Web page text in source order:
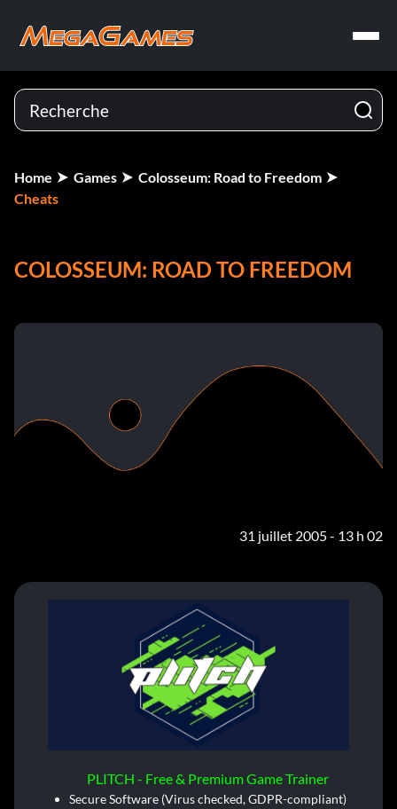
Home Games
Colosseum: Road to Freedom
Cheats
COLOSSEUM: ROAD TO FREEDOM
31 juillet 2005 - 13 h 02
PLITCH - Free & Premium Game Trainer
Secure Software (Virus checked, GDPR-compliant)